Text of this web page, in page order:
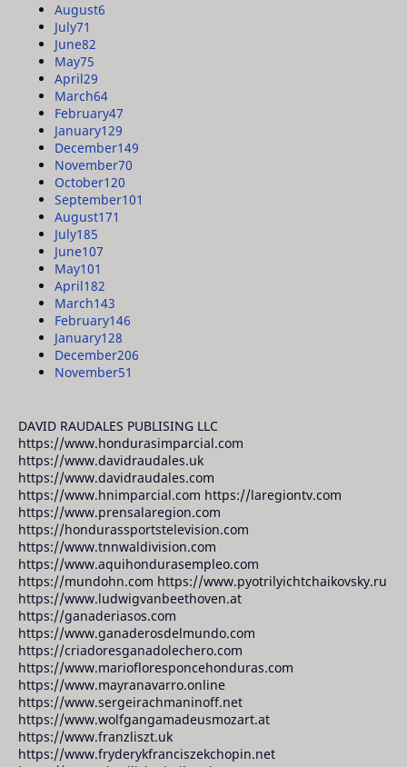
August6
July71
June82
May75
April29
March64
February47
January129
December149
November70
October120
September101
August171
July185
June107
May101
April182
March143
February146
January128
December206
November51
DAVID RAUDALES PUBLISING LLC
https://www.hondurasimparcial.com
https://www.davidraudales.uk
https://www.davidraudales.com
https://www.hnimparcial.com https://laregiontv.com
https://www.prensalaregion.com
https://hondurassportstelevision.com
https://www.tnnwaldivision.com
https://www.aquihondurasempleo.com
https://mundohn.com https://www.pyotrilyichtchaikovsky.ru
https://www.ludwigvanbeethoven.at
https://ganaderiasos.com
https://www.ganaderosdelmundo.com
https://criadoresganadolechero.com
https://www.mariofloresponcehonduras.com
https://www.mayranavarro.online
https://www.sergeirachmaninoff.net
https://www.wolfgangamadeusmozart.at
https://www.franzliszt.uk
https://www.fryderykfranciszekchopin.net